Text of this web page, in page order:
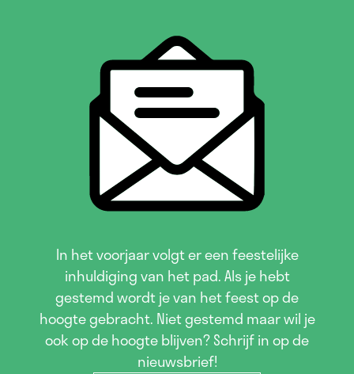
In het voorjaar volgt er een feestelijke
inhuldiging van het pad. Als je hebt
gestemd wordt je van het feest op de
hoogte gebracht. Niet gestemd maar wil je
ook op de hoogte blijven? Schrijf in op de
nieuwsbrief!